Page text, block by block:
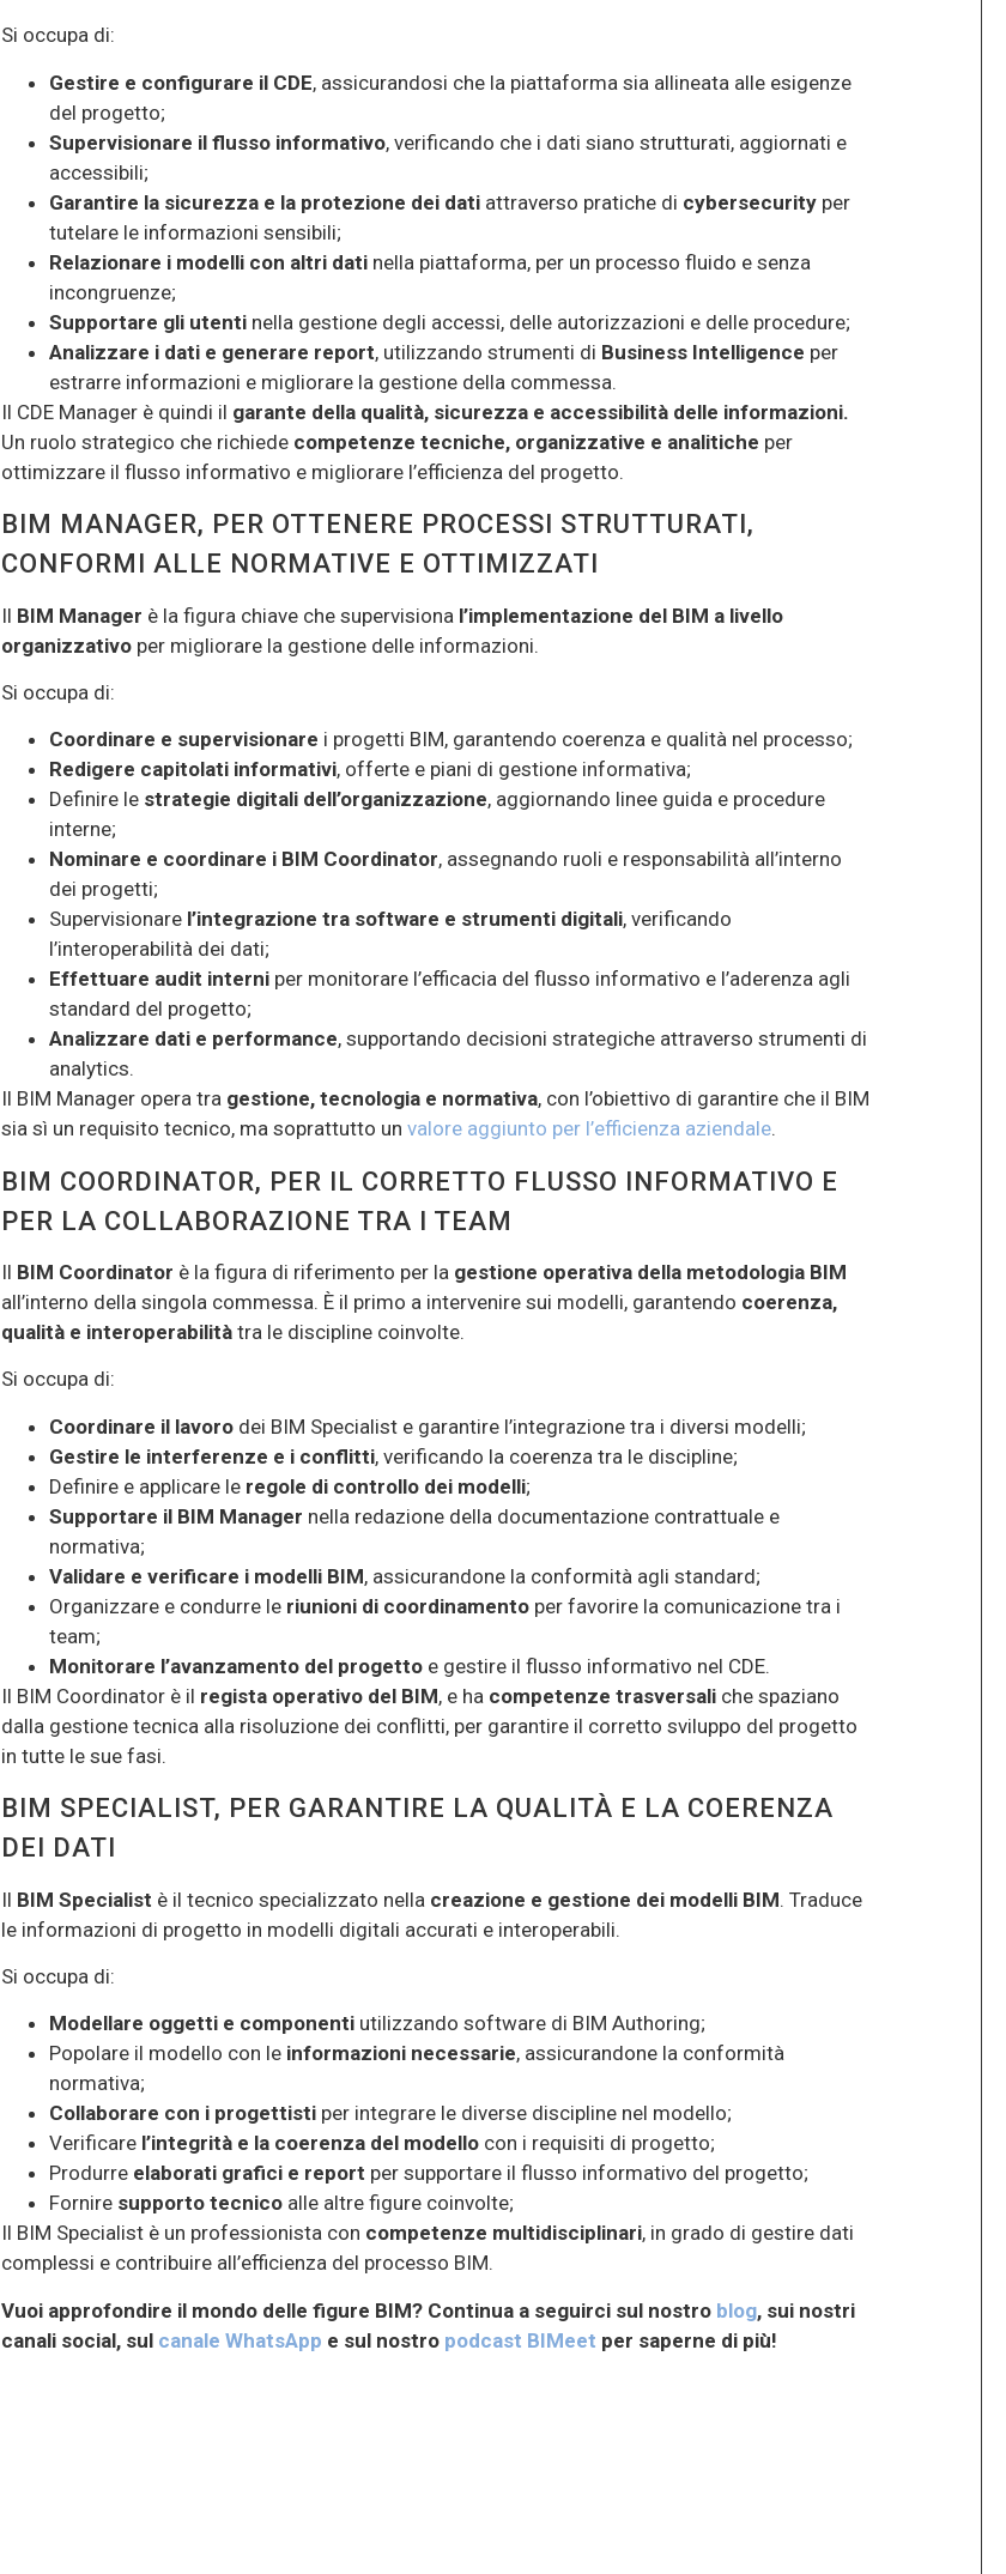
Si occupa di:
Gestire e configurare il CDE, assicurandosi che la piattaforma sia allineata alle esigenze
del progetto;
Supervisionare il flusso informativo, verificando che i dati siano strutturati, aggiornati e
accessibili;
Garantire la sicurezza e la protezione dei datiattraverso pratiche di cybersecurityper
tutelare le informazioni sensibili;
Relazionare i modelli con altri datinella piattaforma, per un processo fluido e senza
incongruenze;
Supportare gli utentinella gestione degli accessi, delle autorizzazioni e delle procedure;
Analizzare i dati e generare report, utilizzando strumenti di Business Intelligence per
estrarre informazioni e migliorare la gestione della commessa.
Il CDE Manager è quindi il garante della qualità, sicurezza e accessibilità delle informazioni.
Un ruolo strategico che richiede competenze tecniche, organizzative e analitiche per
ottimizzare il flusso informativo e migliorare l’efficienza del progetto.
BIM MANAGER, PER OTTENERE PROCESSI STRUTTURATI,
CONFORMI ALLE NORMATIVE E OTTIMIZZATI
Il BIM Manager è la figura chiave che supervisiona l’implementazione del BIM a livello
organizzativoper migliorare la gestione delle informazioni.
Si occupa di:
Coordinare e supervisionare i progetti BIM, garantendo coerenza e qualità nel processo;
Redigere capitolati informativi, offerte e piani di gestione informativa;
Definire le strategie digitali dell’organizzazione, aggiornando linee guida e procedure
interne;
Nominare e coordinare i BIM Coordinator, assegnando ruoli e responsabilità all’interno
dei progetti;
Supervisionare l’integrazione tra software e strumenti digitali, verificando
l’interoperabilità dei dati;
Effettuare audit interniper monitorare l’efficacia del flusso informativo e l’aderenza agli
standard del progetto;
Analizzare dati e performance, supportando decisioni strategiche attraverso strumenti di
analytics.
Il BIM Manager opera tra gestione, tecnologia e normativa, con l’obiettivo di garantire che il BIM
sia sì un requisito tecnico, ma soprattutto un valore aggiunto per l’efficienza aziendale.
BIM COORDINATOR, PER IL CORRETTO FLUSSO INFORMATIVO E
PER LA COLLABORAZIONE TRA I TEAM
Il BIM Coordinator è la figura di riferimento per la gestione operativa della metodologia BIM
all’interno della singola commessa. È il primo a intervenire sui modelli, garantendo coerenza,
qualità e interoperabilitàtra le discipline coinvolte.
Si occupa di:
Coordinare il lavorodei BIM Specialist e garantire l’integrazione tra i diversi modelli;
Gestire le interferenze e i conflitti, verificando la coerenza tra le discipline;
Definire e applicare le regole di controllo dei modelli;
Supportare il BIM Manager nella redazione della documentazione contrattuale e
normativa;
Validare e verificare i modelli BIM, assicurandone la conformità agli standard;
Organizzare e condurre le riunioni di coordinamentoper favorire la comunicazione tra i
team;
Monitorare l’avanzamento del progettoe gestire il flusso informativo nel CDE.
Il BIM Coordinator è il regista operativo del BIM, e ha competenze trasversaliche spaziano
dalla gestione tecnica alla risoluzione dei conflitti, per garantire il corretto sviluppo del progetto
in tutte le sue fasi.
BIM SPECIALIST, PER GARANTIRE LA QUALITÀ E LA COERENZA
DEI DATI
Il BIM Specialist è il tecnico specializzato nella creazione e gestione dei modelli BIM. Traduce
le informazioni di progetto in modelli digitali accurati e interoperabili.
Si occupa di:
Modellare oggetti e componentiutilizzando software di BIM Authoring;
Popolare il modello con le informazioni necessarie, assicurandone la conformità
normativa;
Collaborare con i progettistiper integrare le diverse discipline nel modello;
Verificare l’integrità e la coerenza del modellocon i requisiti di progetto;
Produrre elaborati grafici e report per supportare il flusso informativo del progetto;
Fornire supporto tecnicoalle altre figure coinvolte;
Il BIM Specialist è un professionista con competenze multidisciplinari, in grado di gestire dati
complessi e contribuire all’efficienza del processo BIM.
Vuoi approfondire il mondo delle figure BIM? Continua a seguirci sul nostro blog, sui nostri
canali social, sul canale WhatsApp e sul nostro podcast BIMeet per saperne di più!